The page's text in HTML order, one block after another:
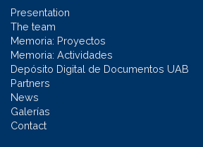
Presentation
The team
Memoria: Proyectos
Memoria: Actividades
Depósito Digital de Documentos UAB
Partners
News
Galerías
Contact